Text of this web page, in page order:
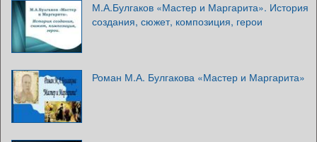
М.А.Булгаков «Мастер и Маргарита». История
создания, сюжет, композиция, герои
Роман М.А. Булгакова «Мастер и Маргарита»